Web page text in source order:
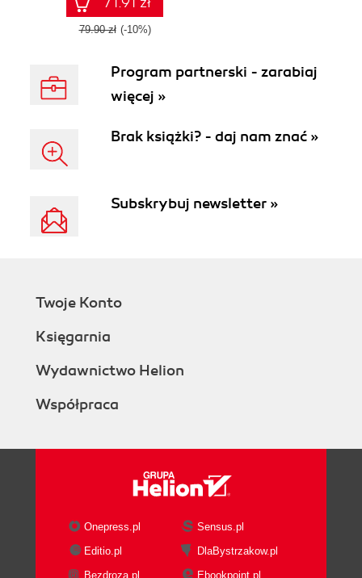
79.90 zł (-10%)
Program partnerski - zarabiaj
więcej »
Brak książki? - daj nam znać »
Subskrybuj newsletter »
Twoje Konto
Księgarnia
Wydawnictwo Helion
Współpraca
Onepress.pl
Sensus.pl
Editio.pl
DlaBystrzakow.pl
Bezdroza.pl
Ebookpoint.pl